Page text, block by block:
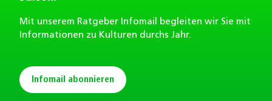
Mit unserem Ratgeber Infomail begleiten wir Sie mit
Informationen zu Kulturen durchs Jahr.
Infomail abonnieren